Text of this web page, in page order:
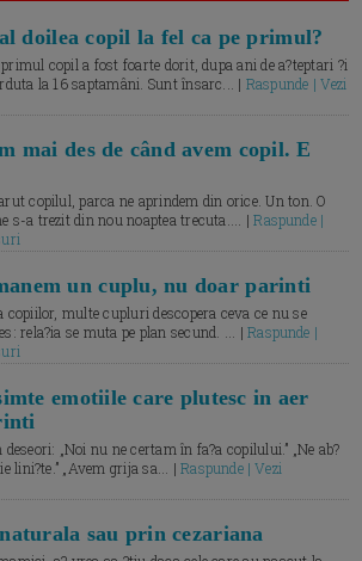
doilea copil la fel ca pe primul?
copil a fost foarte dorit, dupa ani de a?teptari ?i
la 16 saptamâni. Sunt însarc... | Raspunde | Vezi
mai des de când avem copil. E
copilul, parca ne aprindem din orice. Un ton. O
s-a trezit din nou noaptea trecuta.... |Raspunde |
un cuplu, nu doar parinti
copiilor, multe cupluri descopera ceva ce nu se
rela?ia se muta pe plan secund. ... |Raspunde |
emotiile care plutesc in aer
„Noi nu ne certam în fa?a copilului.” „Ne ab?
lini?te.” „Avem grija sa... |Raspunde | Vezi
sau prin cezariana